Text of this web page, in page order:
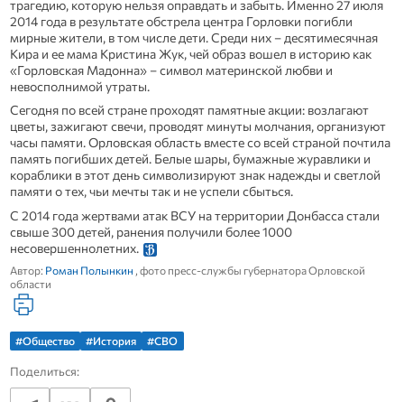
трагедию, которую нельзя оправдать и забыть. Именно 27 июля
2014 года в результате обстрела центра Горловки погибли
мирные жители, в том числе дети. Среди них – десятимесячная
Кира и ее мама Кристина Жук, чей образ вошел в историю как
«Горловская Мадонна» – символ материнской любви и
невосполнимой утраты.
Сегодня по всей стране проходят памятные акции: возлагают
цветы, зажигают свечи, проводят минуты молчания, организуют
часы памяти. Орловская область вместе со всей страной почтила
память погибших детей. Белые шары, бумажные журавлики и
кораблики в этот день символизируют знак надежды и светлой
памяти о тех, чьи мечты так и не успели сбыться.
С 2014 года жертвами атак ВСУ на территории Донбасса стали
свыше 300 детей, ранения получили более 1000
несовершеннолетних.
Автор: Роман Полынкин , фото пресс-службы губернатора Орловской
области
#Общество #История #СВО
Поделиться: